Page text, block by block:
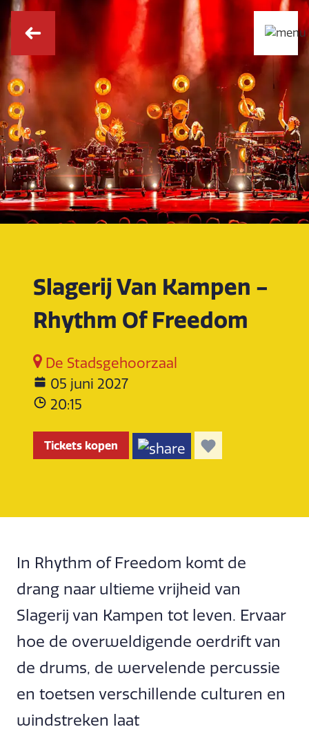
Slagerij Van Kampen -
Rhythm Of Freedom
De Stadsgehoorzaal
05 juni 2027
20:15
Tickets kopen
In Rhythm of Freedom komt de
drang naar ultieme vrijheid van
Slagerij van Kampen tot leven. Ervaar
hoe de overweldigende oerdrift van
de drums, de wervelende percussie
en toetsen verschillende culturen en
windstreken laat